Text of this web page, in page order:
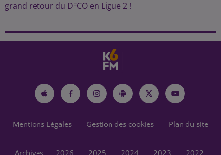
grand retour du DFCO en Ligue 2 !
Mentions Légales Gestion des cookies Plan du site
Archives 2026 2025 2024 2023 2022